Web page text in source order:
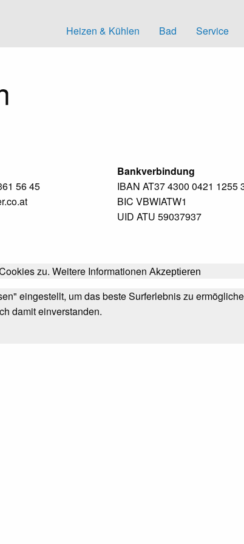
Heizen & Kühlen
Bad Service
56 45
Bankverbindung
IBAN AT37 4300 0421 1255
BIC VBWIATW1
UID ATU 59037937
zu. Weitere Informationen Akzeptieren
eingestellt, um das beste Surferlebnis zu
damit einverstanden.